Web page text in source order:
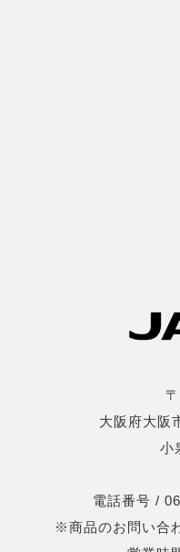
大阪府大阪
小
電話番号 /
※商品のお問い合